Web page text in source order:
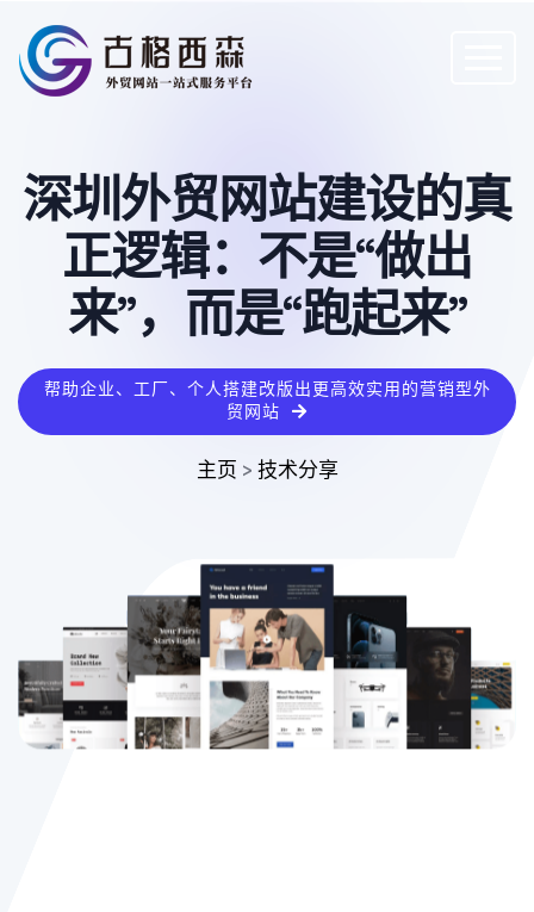
深圳外贸网站建设的真
正逻辑：不是“做出
来”，而是“跑起来”
帮助企业、工厂、个人搭建改版出更高效实用的营销型外
贸网站
主页 > 技术分享